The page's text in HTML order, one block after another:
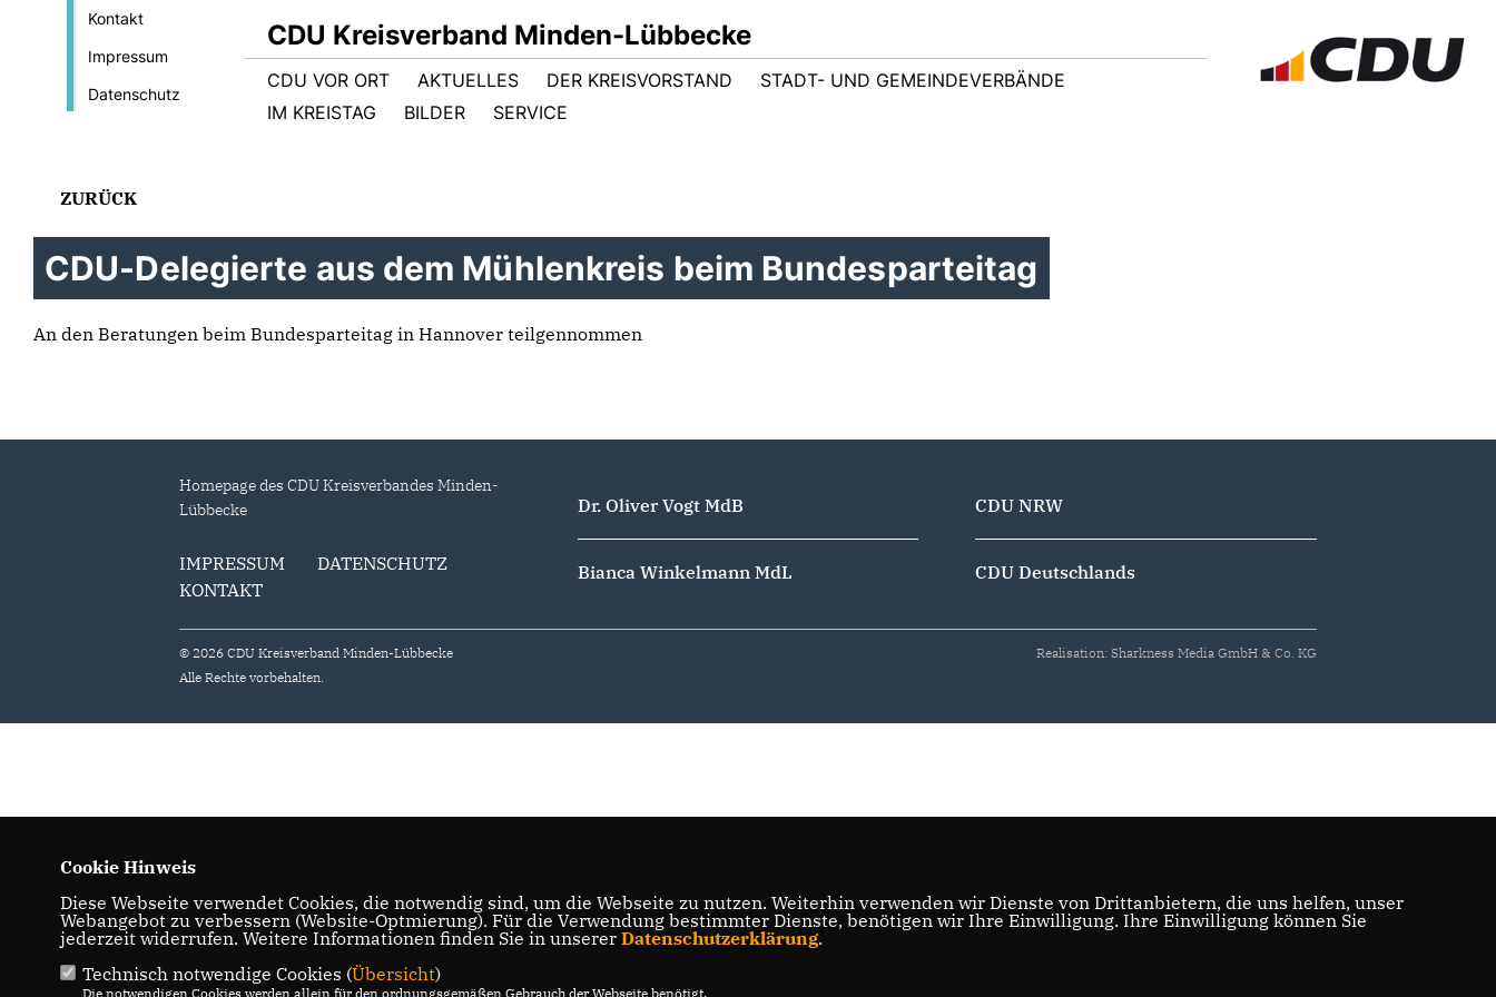
Kontakt
Impressum
Datenschutz
CDU Kreisverband Minden-Lübbecke
CDU VOR ORT AKTUELLES DER KREISVORSTAND
STADT- UND GEMEINDEVERBÄNDE
IM KREISTAG
BILDER SERVICE
ZURÜCK
CDU-Delegierte aus dem Mühlenkreis beim Bundesparteitag
An den Beratungen beim Bundesparteitag in Hannover teilgennommen
Homepage des CDU Kreisverbandes Minden-
Lübbecke
IMPRESSUM
DATENSCHUTZ
KONTAKT
Dr. Oliver Vogt MdB
Bianca Winkelmann MdL
CDU NRW
CDU Deutschlands
© 2026 CDU Kreisverband Minden-Lübbecke
Alle Rechte vorbehalten.
Realisation: Sharkness Media GmbH & Co. KG
Cookie Hinweis
Diese Webseite verwendet Cookies, die notwendig sind, um die Webseite zu nutzen. Weiterhin verwenden wir Dienste von Drittanbietern, die uns helfen, unser
Webangebot zu verbessern (Website-Optmierung). Für die Verwendung bestimmter Dienste, benötigen wir Ihre Einwilligung. Ihre Einwilligung können Sie
jederzeit widerrufen. Weitere Informationen finden Sie in unserer Datenschutzerklärung.
Technisch notwendige Cookies (Übersicht)
Die notwendigen Cookies werden allein für den ordnungsgemäßen Gebrauch der Webseite benötigt.